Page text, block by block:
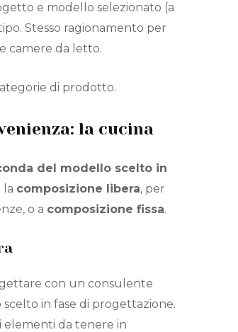
e modello selezionato (a
Stesso ragionamento per
camere da letto.
di prodotto.
la cucina
del modello scelto in
la composizione libera, per
o a composizione fissa.
con un consulente
in fase di progettazione.
da tenere in